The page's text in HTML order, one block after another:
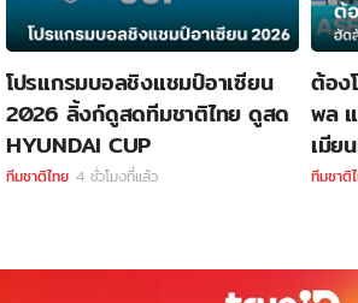
โปรแกรมบอลชิงแชมป์อาเซียน
2026 ลิ้งก์ดูสดทีมชาติไทย ดูสด
HYUNDAI CUP
ทีมชาติไทย 4 ชั่วโมงที่แล้ว
ต้อง
พล
เมีย
ทีมชาติ